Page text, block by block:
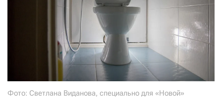
Фото: Светлана Виданова, специально для «Новой»